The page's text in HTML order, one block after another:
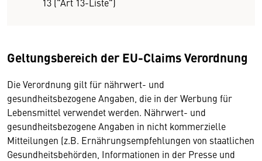
Geltungsbereich der EU-Claims Verordnung
Die Verordnung gilt für nährwert- und
gesundheitsbezogene Angaben, die in der Werbung für
Lebensmittel verwendet werden. Nährwert- und
gesundheitsbezogene Angaben in nicht kommerzielle
Mitteilungen (z.B. Ernährungsempfehlungen von staatlichen
Gesundheitsbehörden, Informationen in der Presse und